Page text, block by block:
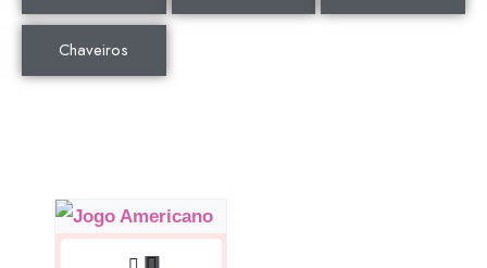
Chaveiros
Este